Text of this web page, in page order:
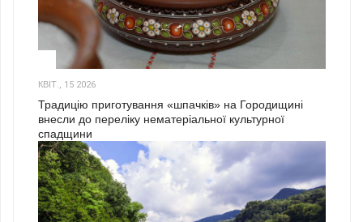
КВІТ., 15 2026
Традицію приготування «шпачків» на Городищині
внесли до переліку нематеріальної культурної
спадщини